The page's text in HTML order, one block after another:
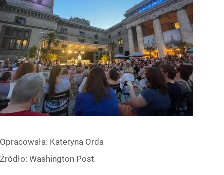
Opracowała: Kateryna Orda
Źródło: Washington Post